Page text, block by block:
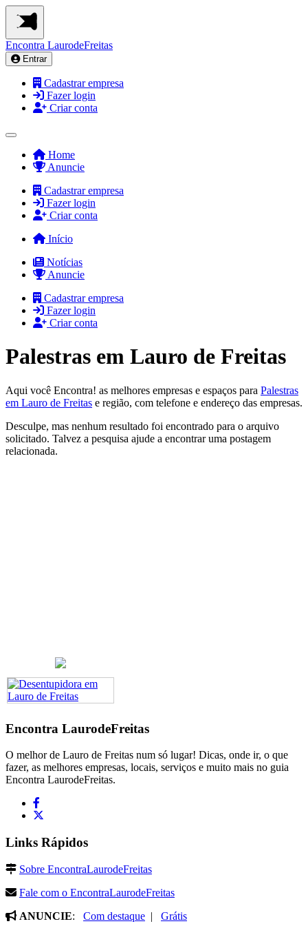
Encontra LaurodeFreitas
Entrar
Cadastrar empresa
Fazer login
Criar conta
Home
Anuncie
Cadastrar empresa
Fazer login
Criar conta
Início
Notícias
Anuncie
Cadastrar empresa
Fazer login
Criar conta
Palestras em Lauro de Freitas
Aqui você Encontra! as melhores empresas e espaços para Palestras
em Lauro de Freitas e região, com telefone e endereço das empresas.
Desculpe, mas nenhum resultado foi encontrado para o arquivo
solicitado. Talvez a pesquisa ajude a encontrar uma postagem
relacionada.
Encontra LaurodeFreitas
O melhor de Lauro de Freitas num só lugar! Dicas, onde ir, o que
fazer, as melhores empresas, locais, serviços e muito mais no guia
Encontra LaurodeFreitas.
Links Rápidos
Sobre EncontraLaurodeFreitas
Fale com o EncontraLaurodeFreitas
ANUNCIE: Com destaque | Grátis